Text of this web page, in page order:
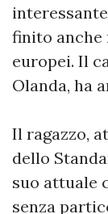
finito anche
europei. Il
Olanda, ha
Il ragazzo,
dello
suo attuale
senza